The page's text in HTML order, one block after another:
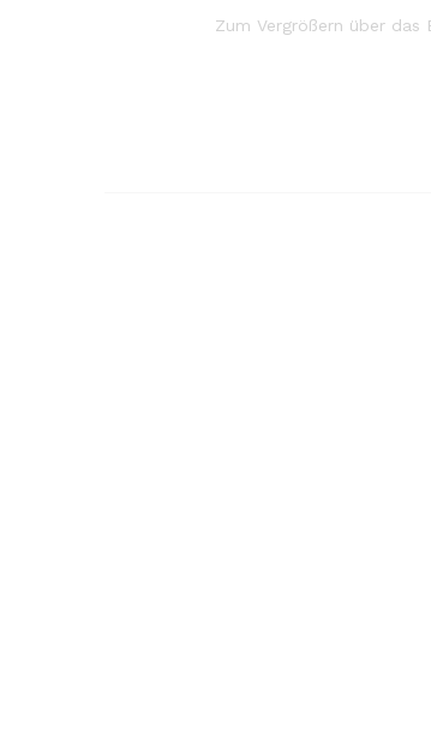
Zum Vergrößern über das